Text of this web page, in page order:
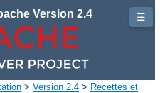
Version 2.4
> Version 2.4 > Recettes et
☰